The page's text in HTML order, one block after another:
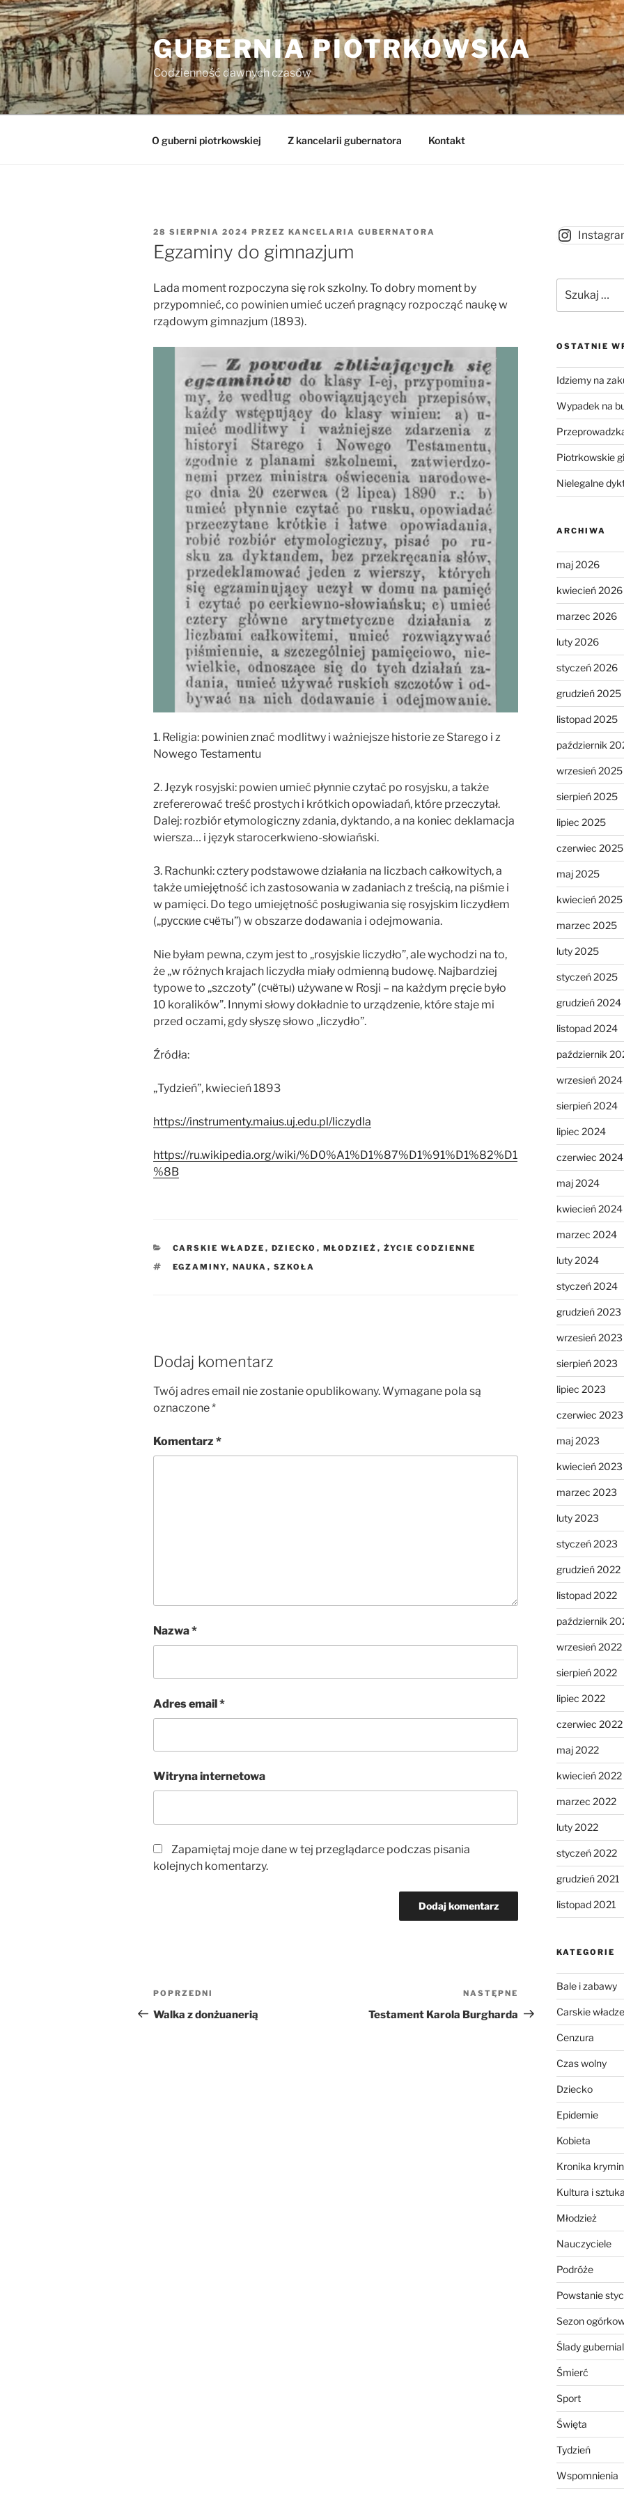
Przejdź
do
treści
GUBERNIA PIOTRKOWSKA
Codzienność dawnych czasów
O guberni piotrkowskiej Z kancelarii gubernatora Kontakt
OPUBLIKOWANE
W
28 SIERPNIA 2024 PRZEZ KANCELARIA GUBERNATORA
Egzaminy do gimnazjum
Lada moment rozpoczyna się rok szkolny. To dobry moment by
przypomnieć, co powinien umieć uczeń pragnący rozpocząć naukę w
rządowym gimnazjum (1893).
1. Religia: powinien znać modlitwy i ważniejsze historie ze Starego i z
Nowego Testamentu
2. Język rosyjski: powien umieć płynnie czytać po rosyjsku, a także
zrefererować treść prostych i krótkich opowiadań, które przeczytał.
Dalej: rozbiór etymologiczny zdania, dyktando, a na koniec deklamacja
wiersza… i język starocerkwieno-słowiański.
3. Rachunki: cztery podstawowe działania na liczbach całkowitych, a
także umiejętność ich zastosowania w zadaniach z treścią, na piśmie i
w pamięci. Do tego umiejętność posługiwania się rosyjskim liczydłem
(„русские счёты”) w obszarze dodawania i odejmowania.
Nie byłam pewna, czym jest to „rosyjskie liczydło”, ale wychodzi na to,
że „w różnych krajach liczydła miały odmienną budowę. Najbardziej
typowe to „szczoty” (счёты) używane w Rosji – na każdym pręcie było
10 koralików”. Innymi słowy dokładnie to urządzenie, które staje mi
przed oczami, gdy słyszę słowo „liczydło”.
Źródła:
„Tydzień”, kwiecień 1893
https://instrumenty.maius.uj.edu.pl/liczydla
https://ru.wikipedia.org/wiki/%D0%A1%D1%87%D1%91%D1%82%D1
%8B
KATEGORIE
CARSKIE WŁADZE , DZIECKO , MŁODZIEŻ , ŻYCIE CODZIENNE
TAGI
EGZAMINY, NAUKA , SZKOŁA
Dodaj komentarz
Twój adres email nie zostanie opublikowany.Wymagane pola są
oznaczone*
Komentarz *
Nazwa*
Adres email*
Witryna internetowa
Zapamiętaj moje dane w tej przeglądarce podczas pisania
kolejnych komentarzy.
Nawigacja
wpisu
Poprzedni
wpis
POPRZEDNI
Walka z donżuanerią
wpis
NASTĘPNE
Testament Karola Burgharda
OSTATNIE
Idziemy na
Wypadek na
Piotrkowskie
Nielegalne
ARCHIWA
maj 2026
kwiecień 2026
marzec 2026
luty 2026
styczeń 2026
grudzień 2025
listopad 2025
październik
wrzesień 2025
sierpień 2025
lipiec 2025
czerwiec 2025
maj 2025
kwiecień 2025
marzec 2025
luty 2025
styczeń 2025
grudzień 2024
listopad 2024
październik
wrzesień 2024
sierpień 2024
lipiec 2024
czerwiec 2024
maj 2024
kwiecień 2024
marzec 2024
luty 2024
styczeń 2024
grudzień 2023
wrzesień 2023
sierpień 2023
lipiec 2023
czerwiec 2023
maj 2023
kwiecień 2023
marzec 2023
luty 2023
styczeń 2023
grudzień 2022
listopad 2022
październik
wrzesień 2022
sierpień 2022
lipiec 2022
czerwiec 2022
maj 2022
kwiecień 2022
marzec 2022
luty 2022
styczeń 2022
grudzień 2021
listopad 2021
KATEGORIE
Bale i zabawy
Carskie władze
Cenzura
Czas wolny
Dziecko
Epidemie
Kobieta
Kronika
Kultura i
Młodzież
Nauczyciele
Podróże
Powstanie
Sezon
Ślady
Śmierć
Sport
Święta
Tydzień
Wspomnienia